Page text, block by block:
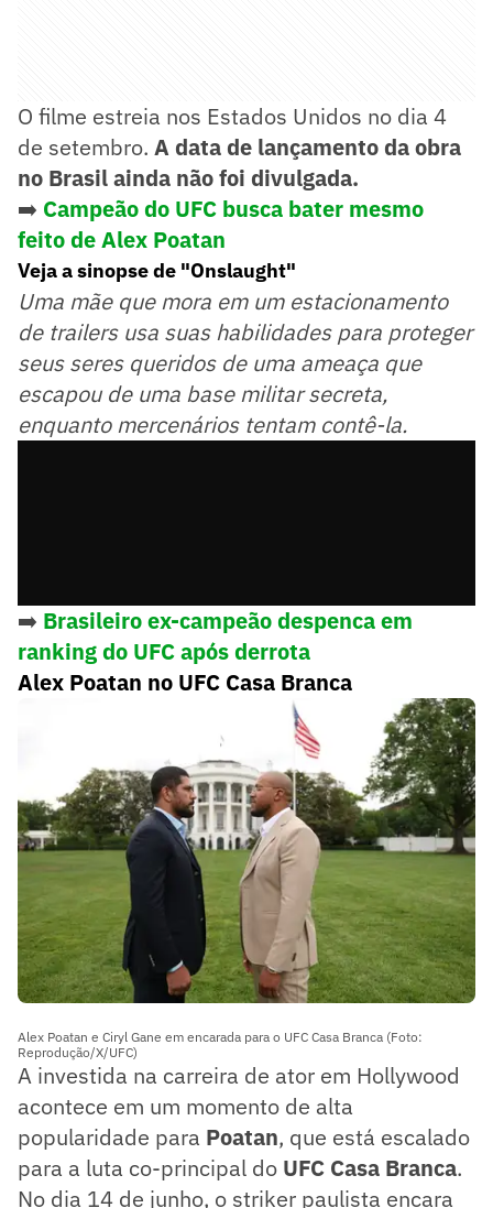
O filme estreia nos Estados Unidos no dia 4
de setembro. A data de lançamento da obra
no Brasil ainda não foi divulgada.
➡️ Campeão do UFC busca bater mesmo
feito de Alex Poatan
Veja a sinopse de "Onslaught"
Uma mãe que mora em um estacionamento
de trailers usa suas habilidades para proteger
seus seres queridos de uma ameaça que
escapou de uma base militar secreta,
enquanto mercenários tentam contê-la.
➡️ Brasileiro ex-campeão despenca em
ranking do UFC após derrota
Alex Poatan no UFC Casa Branca
Alex Poatan e Ciryl Gane em encarada para o UFC Casa Branca (Foto:
Reprodução/X/UFC)
A investida na carreira de ator em Hollywood
acontece em um momento de alta
popularidade para Poatan, que está escalado
para a luta co-principal do UFC Casa Branca.
No dia 14 de junho, o striker paulista encara